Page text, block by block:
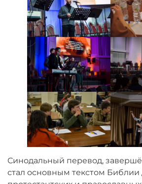
Синодальный перевод,
стал основным текстом Библии